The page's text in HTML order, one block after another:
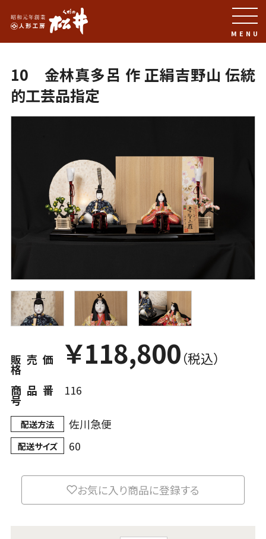
MENU
10 金林真多呂 作 正絹吉野山 伝統
的工芸品指定
販売価
格 ￥118,800（税込）
商品番
号
116
配送方法 佐川急便
配送サイズ 60
お気に入り商品に登録する